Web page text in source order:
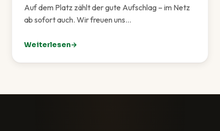
Auf dem Platz zählt der gute Aufschlag – im Netz
ab sofort auch. Wir freuen uns…
Weiterlesen
: Unsere neue Website ist live!